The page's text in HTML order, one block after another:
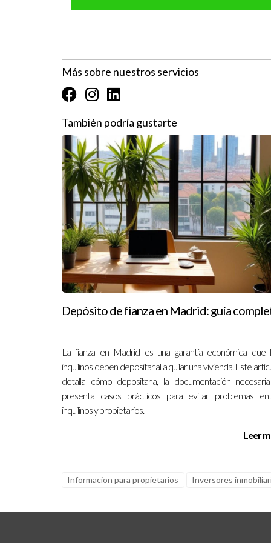
¿Qué debo hacer si recibo ofertas muy
¿Cuánto tiempo suele tardar la venta de
El tiempo puede variar dependiendo del
¿Es necesario realizar reparaciones
No siempre es necesario, pero realizar
¿Qué papel juega un agente inmobiliario
Un agente inmobiliario proporciona experiencia
de venta. Recuerda que cada paso cuenta
obtener más información sobre cómo puedes
Más sobre nuestros servicios
También podría gustarte
Depósito de fianza en Madrid: guía
La fianza en Madrid es una garantía económica que
inquilinos deben depositar al alquilar una vivienda. Este
detalla cómo depositarla, la documentación
presenta casos prácticos para evitar problemas
inquilinos y propietarios.
Leer
Informacion para propietarios Inversores